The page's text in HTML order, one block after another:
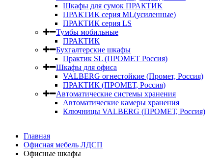
Шкафы для сумок ПРАКТИК
ПРАКТИК серия ML(усиленные)
ПРАКТИК серия LS
Тумбы мобильные
ПРАКТИК
Бухгалтерские шкафы
Практик SL (ПРОМЕТ Россия)
Шкафы для офиса
VALBERG огнестойкие (Промет, Россия)
ПРАКТИК (ПРОМЕТ, Россия)
Автоматические системы хранения
Автоматические камеры хранения
Ключницы VALBERG (ПРОМЕТ, Россия)
Главная
Офисная мебель ЛДСП
Офисные шкафы